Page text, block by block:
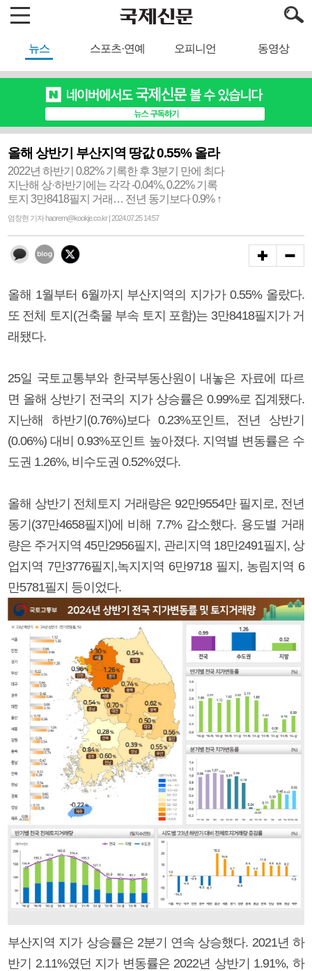
뉴스 스포츠·연예 오피니언 동영상
올해 상반기 부산지역 땅값 0.55% 올라
2022년 하반기 0.82% 기록한 후 3분기 만에 최다
지난해 상·하반기에는 각각 -0.04%, 0.22% 기록
토지 3만8418필지 거래… 전년 동기보다 0.9% ↑
염창현 기자 haorem@kookje.co.kr | 2024.07.25 14:57
올해 1월부터 6월까지 부산지역의 지가가 0.55% 올랐다.
또 전체 토지(건축물 부속 토지 포함)는 3만8418필지가 거
래됐다.
25일 국토교통부와 한국부동산원이 내놓은 자료에 따르
면 올해 상반기 전국의 지가 상승률은 0.99%로 집계됐다.
지난해 하반기(0.76%)보다 0.23%포인트, 전년 상반기
(0.06%) 대비 0.93%포인트 높아졌다. 지역별 변동률은 수
도권 1.26%, 비수도권 0.52%였다.
올해 상반기 전체토지 거래량은 92만9554만 필지로, 전년
동기(37만4658필지)에 비해 7.7% 감소했다. 용도별 거래
량은 주거지역 45만2956필지, 관리지역 18만2491필지, 상
업지역 7만3776필지,녹지지역 6만9718 필지, 농림지역 6
만5781필지 등이었다.
부산지역 지가 상승률은 2분기 연속 상승했다. 2021년 하
반기 2.11%였던 지가 변동률은 2022년 상반기 1.91%, 하